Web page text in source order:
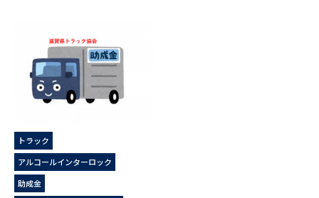
トラック
アルコールインターロック
助成金